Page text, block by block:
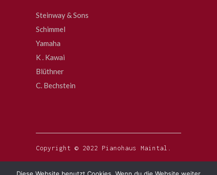
Steinway & Sons
Schimmel
Yamaha
K . Kawai
Blüthner
C. Bechstein
Copyright © 2022 Pianohaus Maintal.